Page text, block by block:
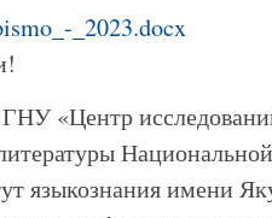
_2023.docx
«Центр
языкознания имени